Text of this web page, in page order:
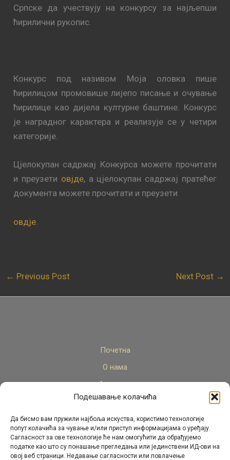
Подешавање колачића
Да бисмо вам пружили најбоља искуства, користимо технологије
попут колачића за чување и/или приступ информацијама о уређају.
Сагласност за ове технологије ће нам омогућити да обрађујемо
податке као што су понашање прегледања или јединствени ИД-ови на
овој веб страници. Недавање сагласности или повлачење
Српске да учествују на конкурсу за најљепши
ћирилични рукопис.
Конкурс под називом Моја оловка пише
ћирилицом промовише лијепо писање и очување
ћирилице као дијела културне баштине. Конкурс
је наградног карактера и реализује се у четири
категорије.
Цјелокупан садржај Конкурса можете прочитати
и преузети овјде, а цјелокупан садржај пратећег
документа можете прочитати и преузети
овдје
← Previous Post Next Post →
Почетна
О нама
Актуелно
Стручни кадар
Пројекти
Архива
Контакт